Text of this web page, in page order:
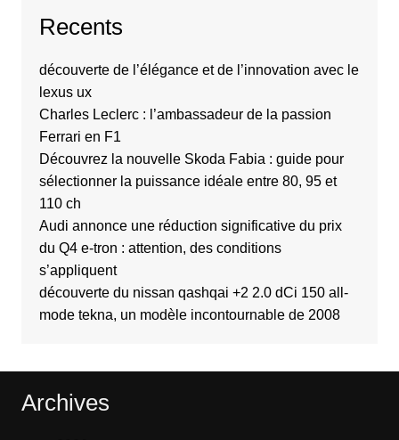
Recents
découverte de l’élégance et de l’innovation avec le
lexus ux
Charles Leclerc : l’ambassadeur de la passion
Ferrari en F1
Découvrez la nouvelle Skoda Fabia : guide pour
sélectionner la puissance idéale entre 80, 95 et
110 ch
Audi annonce une réduction significative du prix
du Q4 e-tron : attention, des conditions
s’appliquent
découverte du nissan qashqai +2 2.0 dCi 150 all-
mode tekna, un modèle incontournable de 2008
Archives